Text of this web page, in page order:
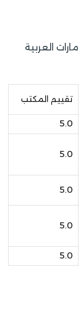
العربية
تقييم المكتب
5.0
5.0
5.0
5.0
5.0